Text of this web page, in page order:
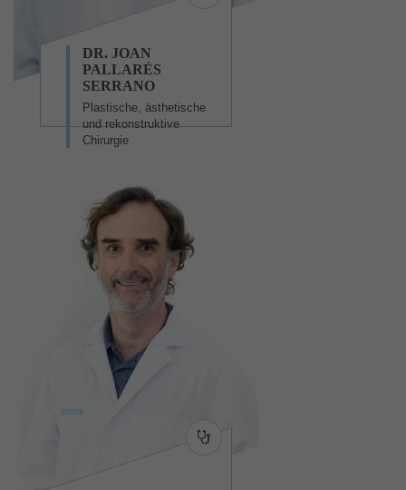
DR. JOAN
PALLARÉS
SERRANO
Plastische, ästhetische
und rekonstruktive
Chirurgie